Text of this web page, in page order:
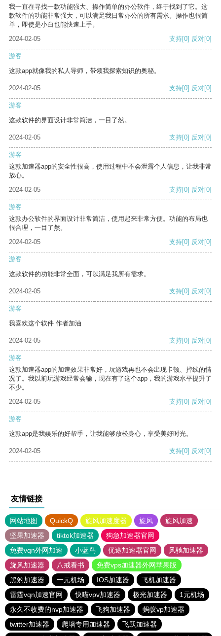
我一直在寻找一款功能强大、操作简单的办公软件，终于找到了它。这
款软件的功能非常强大，可以满足我日常办公的所有需求。操作也很简
单，即使是小白也能快速上手。
2024-02-05
支持[0] 反对[0]
游客
这款app就像我的私人导师，带领我探索知识的奥秘。
2024-02-05 支持[0] 反对[0]
游客
这款软件的界面设计非常简洁，一目了然。
2024-02-05 支持[0] 反对[0]
游客
这款加速器app的安全性很高，使用过程中不会泄露个人信息，让我非常
放心。
2024-02-05
支持[0] 反对[0]
游客
这款办公软件的界面设计非常简洁，使用起来非常方便。功能的布局也
很合理，一目了然。
2024-02-05
支持[0] 反对[0]
游客
这款软件的功能非常全面，可以满足我所有需求。
2024-02-05 支持[0] 反对[0]
游客
我喜欢这个软件 作者加油
2024-02-05 支持[0] 反对[0]
游客
这款加速器app的加速效果非常好，玩游戏再也不会出现卡顿、掉线的情
况了。我以前玩游戏经常会输，现在有了这个app，我的游戏水平提升了
不少。
2024-02-05
支持[0] 反对[0]
游客
这款app是我娱乐的好帮手，让我能够放松身心，享受美好时光。
2024-02-05 支持[0] 反对[0]
友情链接
网站地图 QuickQ 旋风加速度器 旋风
旋风加速
坚果加速器
tiktok加速器
狗急加速器官网
免费vqn外网加速
小蓝鸟 优途加速器官网
风驰加速器
旋风加速器
八戒看书
免费vps加速器外网苹果版
黑豹加速器
一元机场 IOS加速器
飞机加速器
雷霆vqn加速官网
快喵vpv加速器 极光加速器
1元机场
永久不收费的nvp加速器
飞狗加速器
蚂蚁vp加速器
twitter加速器
爬墙专用加速器
飞跃加速器